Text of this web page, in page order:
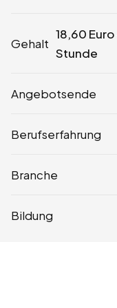
Gehalt
18,60 Euro
Stunde
Angebotsende
Berufserfahrung
Branche
Bildung